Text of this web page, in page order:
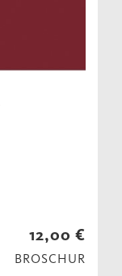
12,00 €
BROSCHUR